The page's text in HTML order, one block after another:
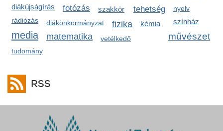
diákújságírás
fotózás tehetség nyelv
szakkör
rádiózás diákönkormányzat színház
fizika
media
kémia
művészet
matematika
vetélkedő
tudomány
RSS